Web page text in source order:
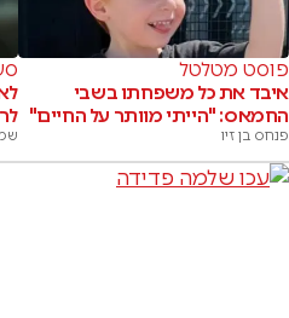
פוסט מטלטל
איבד את כל משפחתו בשבי
החמאס: "הייתי מוותר על החיים"
פנחס בן זיו